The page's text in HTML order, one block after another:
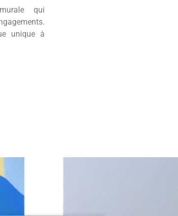
qui
unique à